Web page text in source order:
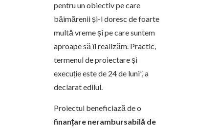
pentru un obiectiv pe care
băimărenii și-l doresc de foarte
multă vreme și pe care suntem
aproape să îl realizăm. Practic,
termenul de proiectare și
execuție este de 24 de luni”, a
declarat edilul.
Proiectul beneficiază de o
finanțare nerambursabilă de